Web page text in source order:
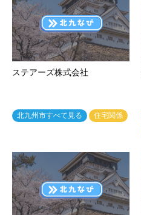
ステアーズ株式会社
北九州市すべて見る 住宅関係